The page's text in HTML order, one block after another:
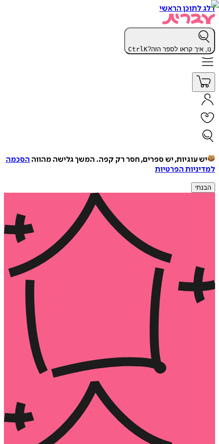
דלג לתוכן הראשי
נו, איך קראו לספר הזה? CtrlK
יש עוגיות, יש ספרים, חסר רק קפה. המשך גלישה מהווה הסכמה
למדיניות הפרטיות
הבנתי